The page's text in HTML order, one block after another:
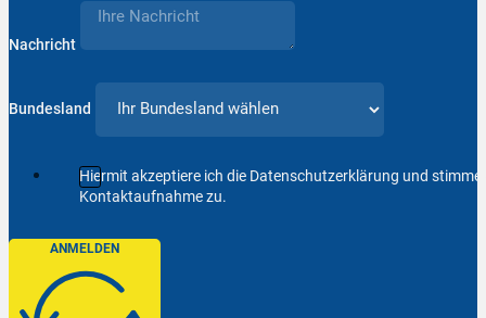
Nachricht
Bundesland
Hiermit akzeptiere ich die Datenschutzerklärung und
Kontaktaufnahme zu.
ANMELDEN